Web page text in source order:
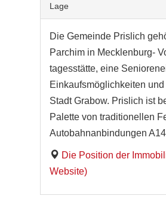
Lage
Die Gemeinde Prislich
Parchim in Mecklenburg-
tagesstätte, eine
Einkaufsmöglichkeiten
Stadt Grabow. Prislich ist
Palette von traditionellen
Autobahnanbindungen
Die Position der
Website)